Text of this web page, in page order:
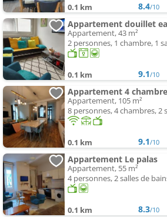
0.1 km 8.4/10
Appartement, 43 m²
2 personnes, 1 chambre, 1
0.1 km 9.1/10
Appartement 4
Appartement, 105 m²
8 personnes, 4 chambres, 2
0.1 km 9.1/10
Appartement Le palas
Appartement, 55 m²
4 personnes, 2 salles de
0.1 km 8.3/10